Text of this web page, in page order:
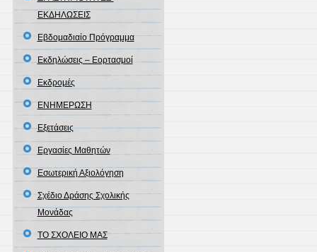
ΕΚΔΗΛΩΣΕΙΣ
Εβδομαδιαίο Πρόγραμμα
Εκδηλώσεις – Εορτασμοί
Εκδρομές
ΕΝΗΜΕΡΩΣΗ
Εξετάσεις
Εργασίες Μαθητών
Εσωτερική Αξιολόγηση
Σχέδιο Δράσης Σχολικής
Μονάδας
ΤΟ ΣΧΟΛΕΙΟ ΜΑΣ